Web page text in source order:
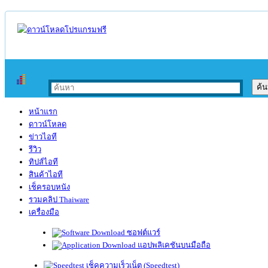
หน้าแรก
ดาวน์โหลด
ข่าวไอที
รีวิว
ทิปส์ไอที
สินค้าไอที
เช็ครอบหนัง
รวมคลิป Thaiware
เครื่องมือ
ซอฟต์แวร์
แอปพลิเคชันบนมือถือ
เช็คความเร็วเน็ต (Speedtest)